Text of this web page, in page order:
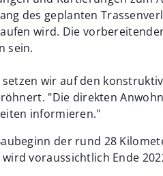
des geplanten
wird. Die
sein.
wir auf den
"Die direkten
informieren."
der rund 28
voraussichtlich Ende